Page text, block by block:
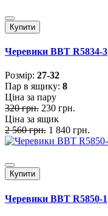
Купити
Черевики BBT R5834-3
Розмiр: 27-32
Пар в ящику: 8
Ціна за пару
320 грн. 230 грн.
Ціна за ящик
2 560 грн. 1 840 грн.
Купити
Черевики BBT R5850-1